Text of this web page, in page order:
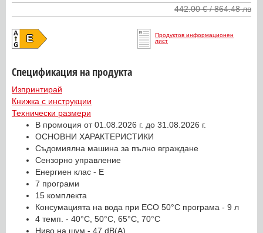
442.00 € / 864.48 лв
E
Продуктов информационен
лист
Спецификация на продукта
Изпринтирай
Книжка с инструкции
Технически размери
В промоция от 01.08.2026 г. до 31.08.2026 г.
ОСНОВНИ ХАРАКТЕРИСТИКИ
Съдомиялна машина за пълно вграждане
Сензорно управление
Енергиен клас - Е
7 програми
15 комплекта
Консумацията на вода при ECO 50°С програма - 9 л
4 темп. - 40°С, 50°С, 65°С, 70°С
Ниво на шум - 47 dB(A)